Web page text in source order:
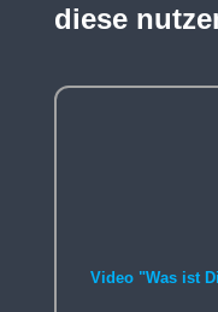
diese
Video "Was ist